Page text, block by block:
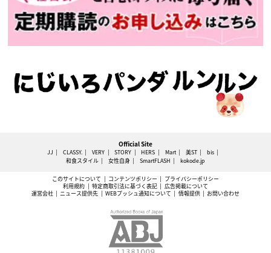
Official Site
JJ CLASSY. VERY STORY HERS Mart 美ST
bis
和食スタイル
女性自身 SmartFLASH kokode.jp
このサイトについて コンテンツポリシー
プライバシーポリシー
利用規約
特定商取引法に基づく表記
広告掲載について
運営会社
ニュース提供先 WEBプッシュ通知について 情報提供 お問い合わせ